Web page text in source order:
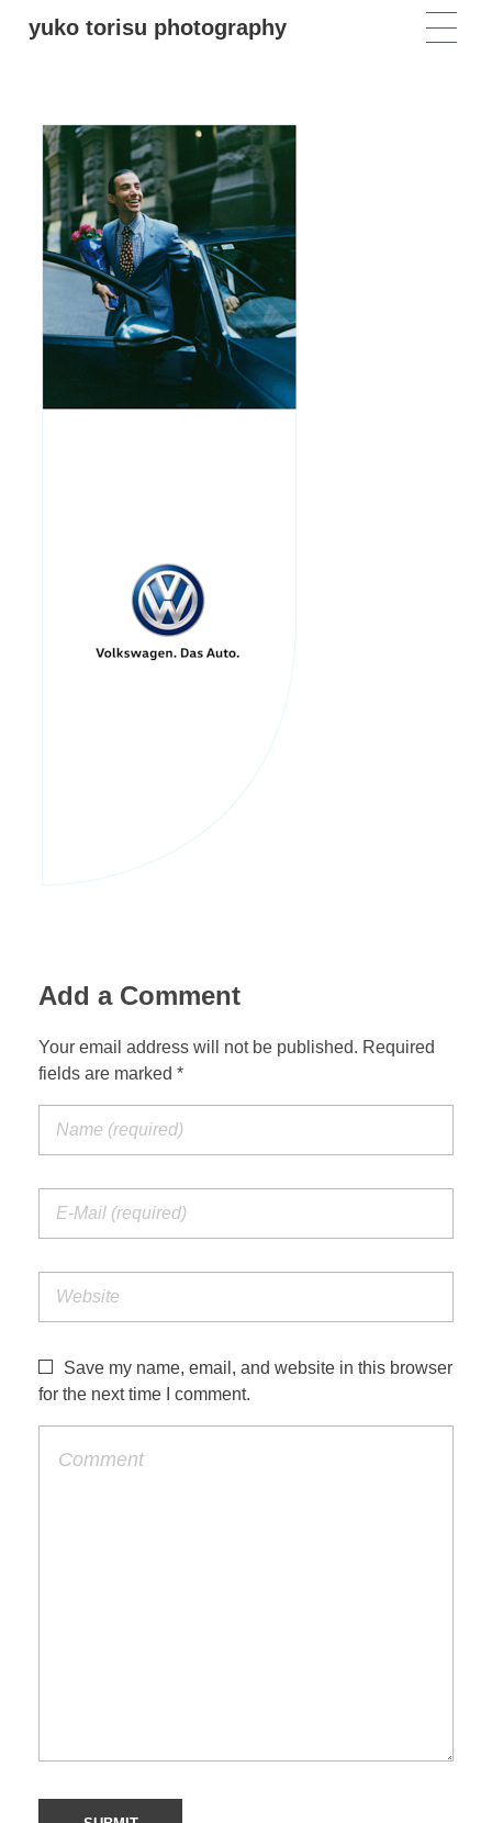
yuko torisu photography
Add a Comment
Your email address will not be published. Required
fields are marked *
Save my name, email, and website in this browser
for the next time I comment.